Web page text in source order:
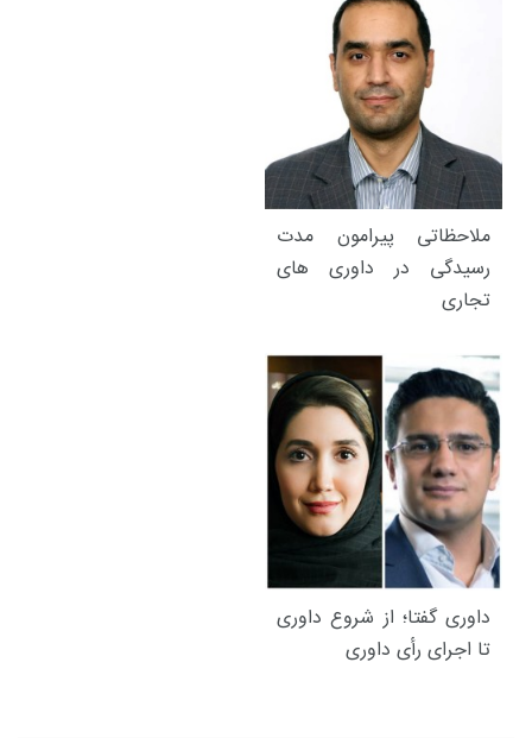
ملاحظاتی پیرامون مدت
رسیدگی در داوری های
تجاری
داوری گفتا؛ از شروع داوری
تا اجرای رأی داوری